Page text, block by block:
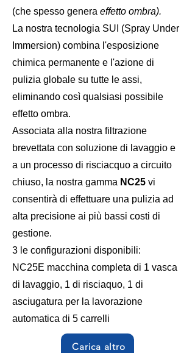
(che spesso genera effetto ombra).
La nostra tecnologia SUI (Spray Under
Immersion) combina l'esposizione
chimica permanente e l'azione di
pulizia globale su tutte le assi,
eliminando così qualsiasi possibile
effetto ombra.
Associata alla nostra filtrazione
brevettata con soluzione di lavaggio e
a un processo di risciacquo a circuito
chiuso, la nostra gamma NC25 vi
consentirà di effettuare una pulizia ad
alta precisione ai più bassi costi di
gestione.
3 le configurazioni disponibili:
NC25E macchina completa di 1 vasca
di lavaggio, 1 di risciaquo, 1 di
asciugatura per la lavorazione
automatica di 5 carrelli
Carica altro